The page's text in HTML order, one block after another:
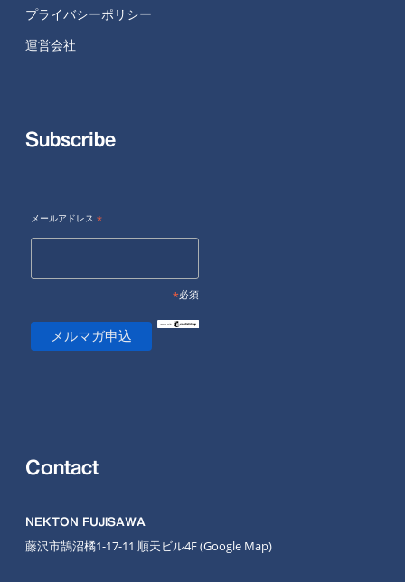
プライバシーポリシー
運営会社
Subscribe
メールアドレス *
*必須
Contact
NEKTON FUJISAWA
藤沢市鵠沼橘1-17-11 順天ビル4F(Google Map)